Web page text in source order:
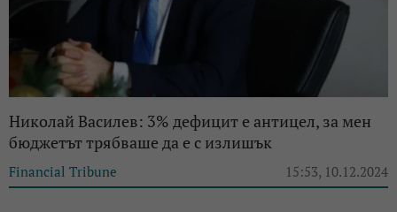
Николай Василев: 3% дефицит е антицел, за мен
бюджетът трябваше да е с излишък
Financial Tribune 15:53, 10.12.2024